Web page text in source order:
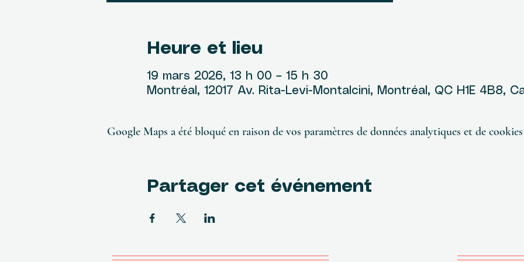
Heure et lieu
19 mars 2026, 13 h 00 – 15 h 30
Montréal, 12017 Av. Rita-Levi-Montalcini, Montréal, QC H1E 4B8,
Google Maps a été bloqué en raison de vos paramètres de données analytiques et de
Partager cet événement